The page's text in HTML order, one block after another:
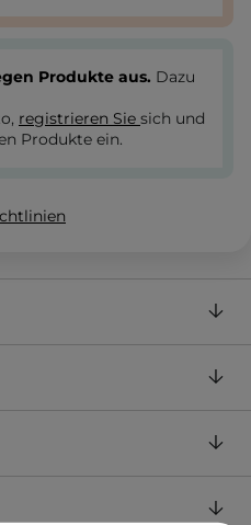
Produkte aus. Dazu
registrieren Sie sich und
Produkte ein.